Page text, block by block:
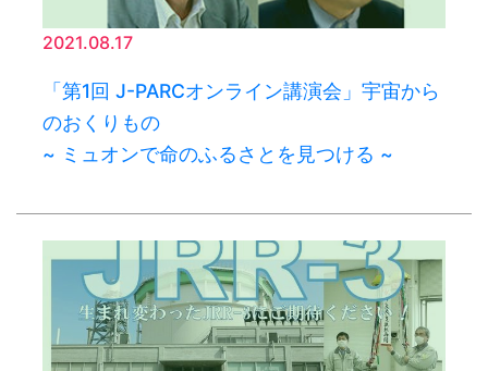
2021.08.17
「第1回 J-PARCオンライン講演会」宇宙から
のおくりもの
~ ミュオンで命のふるさとを見つける ~